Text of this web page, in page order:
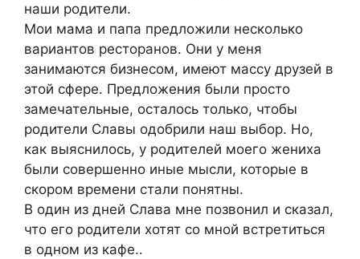
наши родители.
Мои мама и папа предложили несколько
вариантов ресторанов. Они у меня
занимаются бизнесом, имеют массу друзей в
этой сфере. Предложения были просто
замечательные, осталось только, чтобы
родители Славы одобрили наш выбор. Но,
как выяснилось, у родителей моего жениха
были совершенно иные мысли, которые в
скором времени стали понятны.
В один из дней Слава мне позвонил и сказал,
что его родители хотят со мной встретиться
в одном из кафе..